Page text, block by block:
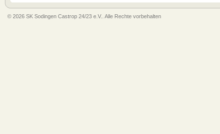
© 2026 SK Sodingen Castrop 24/23 e.V.. Alle Rechte vorbehalten